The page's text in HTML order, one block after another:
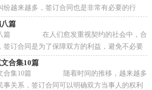
纷越来越多，签订合同也是非常有必要的行
容是什么吗？下面是...
篇
八篇 在人们愈发重视契约的社会中，合
签订合同是为了保障双方的利益，避免不必要
怎么起草的呢？以下...
合集10篇
文合集10篇 随着时间的推移，越来越多
事关系，签订合同可以明确双方当事人的权利